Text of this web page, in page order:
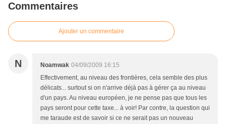
Commentaires
Ajouter un commentaire
N Noamwak 04/09/2009 16:15
Effectivement, au niveau des frontières, cela semble des plus
délicats... surtout si on n'arrive déjà pas à gérer ça au niveau
d'un pays. Au niveau européen, je ne pense pas que tous les
pays seront pour cette taxe... à voir! Par contre, la question qui
me taraude est de savoir si ce ne serait pas un nouveau